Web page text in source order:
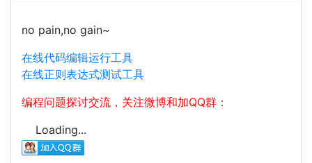
no pain,no gain~
在线代码编辑运行工具
在线正则表达式测试工具
编程问题探讨交流，关注微博和加QQ群：
Loading...